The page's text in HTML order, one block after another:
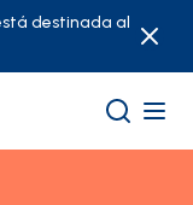
destinada al